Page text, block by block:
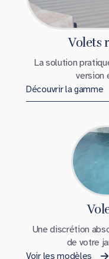
Volets
La solution
version
Découvrir la gamme
Une discrétion
de votre
Voir les modèles